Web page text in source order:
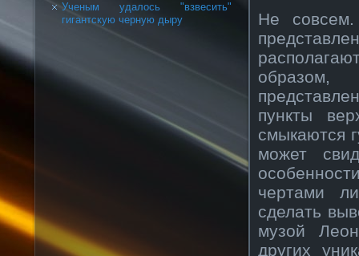
Ученым удалось "взвесить"
гигантскую черную дыру
Не
пункты
смыкаются
может
чертами
сделать
музой
других